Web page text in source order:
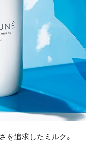
を追求したミルク。